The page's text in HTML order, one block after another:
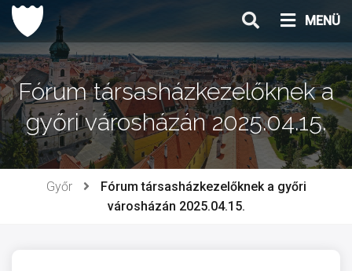
Ugrás
tartalomhoz
MENÜ
Fórum társasházkezelőknek a
győri városházán 2025.04.15.
Győr
Fórum társasházkezelőknek a győri
városházán 2025.04.15.